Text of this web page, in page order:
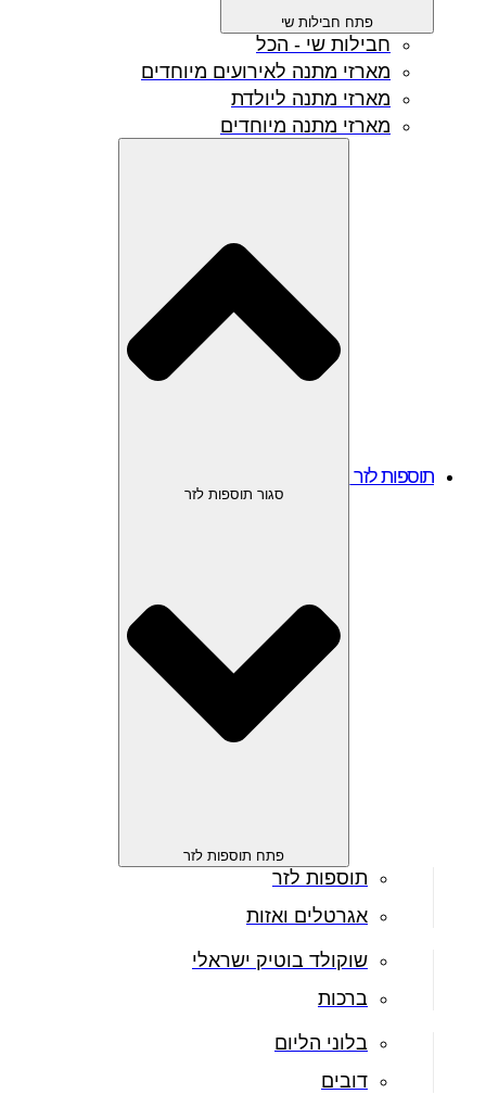
פתח חבילות שי
חבילות שי - הכל
מארזי מתנה לאירועים מיוחדים
מארזי מתנה ליולדת
מארזי מתנה מיוחדים
תוספות לזר
סגור תוספות לזר
פתח תוספות לזר
תוספות לזר
אגרטלים ואזות
שוקולד בוטיק ישראלי
ברכות
בלוני הליום
דובים